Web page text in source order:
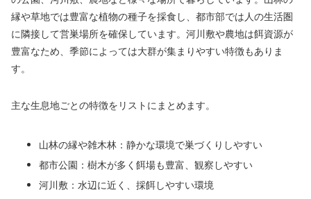
縁や草地では豊富な植物の種子を採食し、都市部では人の生活圏
に隣接して営巣場所を確保しています。河川敷や農地は餌資源が
豊富なため、季節によっては大群が集まりやすい特徴もありま
す。
主な生息地ごとの特徴をリストにまとめます。
山林の縁や雑木林：静かな環境で巣づくりしやすい
都市公園：樹木が多く餌場も豊富、観察しやすい
河川敷：水辺に近く、採餌しやすい環境